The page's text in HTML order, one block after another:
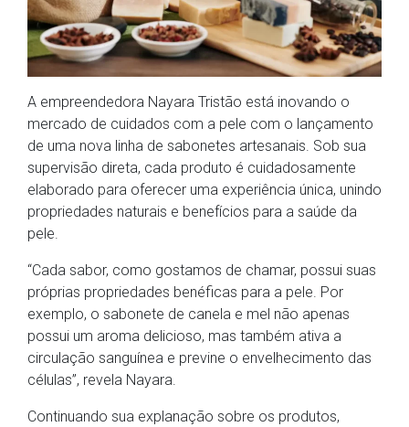
A empreendedora Nayara Tristão está inovando o
mercado de cuidados com a pele com o lançamento
de uma nova linha de sabonetes artesanais. Sob sua
supervisão direta, cada produto é cuidadosamente
elaborado para oferecer uma experiência única, unindo
propriedades naturais e benefícios para a saúde da
pele.
“Cada sabor, como gostamos de chamar, possui suas
próprias propriedades benéficas para a pele. Por
exemplo, o sabonete de canela e mel não apenas
possui um aroma delicioso, mas também ativa a
circulação sanguínea e previne o envelhecimento das
células”, revela Nayara.
Continuando sua explanação sobre os produtos,